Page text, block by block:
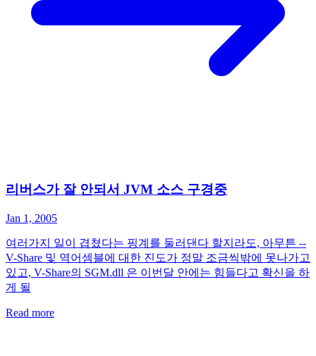
리버스가 잘 안되서 JVM 소스 구경중
Jan 1, 2005
여러가지 일이 겹쳤다는 핑계를 둘러댄다 할지라도, 아무튼 --
V-Share 및 역어셈블에 대한 진도가 정말 조금씩밖에 못나가고
있고, V-Share의 SGM.dll 은 이번달 안에는 힘들다고 확신을 하
게 될
Read more